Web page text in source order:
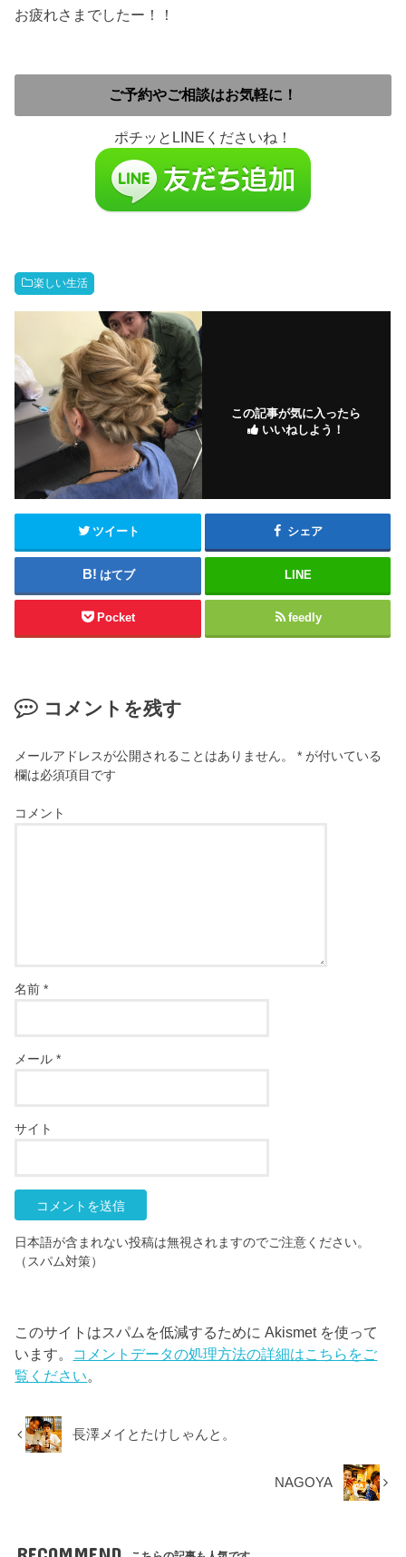
お疲れさまでしたー！！
ご予約やご相談はお気軽に！
ポチッとLINEくださいね！
楽しい生活
この記事が気に入ったら
いいねしよう！
ツイート シェア
はてブ LINE
Pocket feedly
コメントを残す
メールアドレスが公開されることはありません。 * が付いている
欄は必須項目です
コメント
名前*
メール*
サイト
日本語が含まれない投稿は無視されますのでご注意ください。
（スパム対策）
このサイトはスパムを低減するために Akismet を使って
います。 コメントデータの処理方法の詳細はこちらをご
覧ください。
長澤メイとたけしゃんと。
NAGOYA